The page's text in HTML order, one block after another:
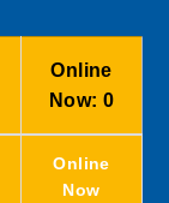
Online
Now: 0
Online
Now